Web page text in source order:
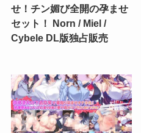
せ！チン媚び全開の孕ませ
セット！ Norn / Miel /
Cybele DL版独占販売